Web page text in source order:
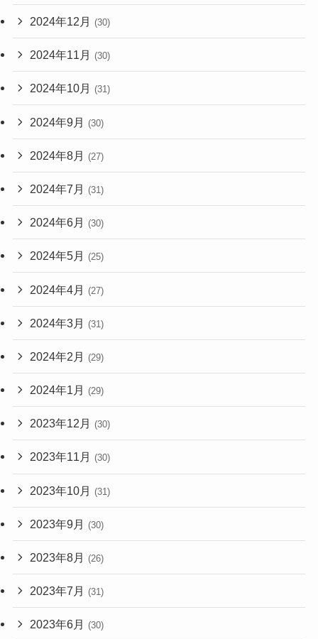
2024年12月 (30)
2024年11月 (30)
2024年10月 (31)
2024年9月 (30)
2024年8月 (27)
2024年7月 (31)
2024年6月 (30)
2024年5月 (25)
2024年4月 (27)
2024年3月 (31)
2024年2月 (29)
2024年1月 (29)
2023年12月 (30)
2023年11月 (30)
2023年10月 (31)
2023年9月 (30)
2023年8月 (26)
2023年7月 (31)
2023年6月 (30)